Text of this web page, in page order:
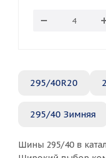
295/40R20
295/40 Зимняя
Шины 295/40 в